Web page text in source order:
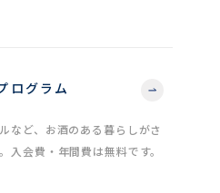
ログラム
など、お酒のある暮らしがさ
入会費・年間費は無料です。